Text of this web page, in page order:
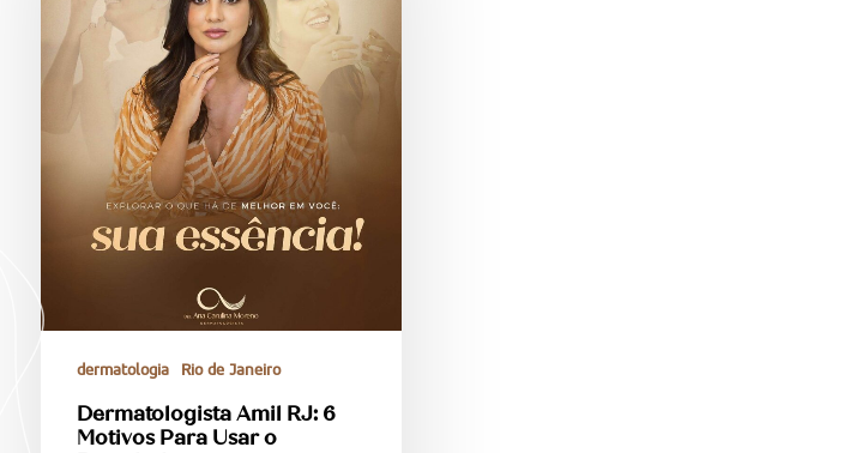
dermatologia Rio de Janeiro
Dermatologista Amil RJ: 6
Motivos Para Usar o